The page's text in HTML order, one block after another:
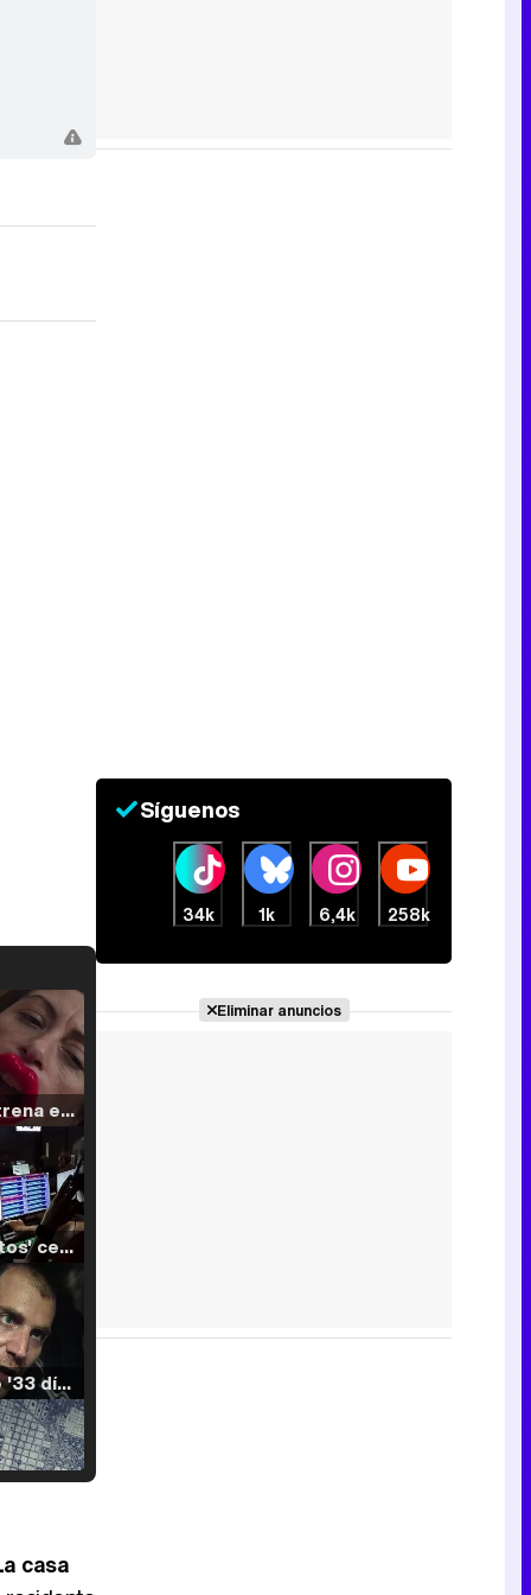
Filmin estrena el tráiler de 'Millennial Mal', su nueva comedia universitaria de la mano de Lorena Iglesias
'120 Minutos' celebra sus 2.000 programas en Telemadrid con un vídeo del día a día en la redacción
Tráiler de '33 días', la nueva serie de Atresplayer con Julián Villagrán y José Manuel Poga
casa
Síguenos
34k 1k 6,4k 258k
Eliminar anuncios